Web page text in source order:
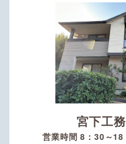
宮下工
営業時間 8：30～18